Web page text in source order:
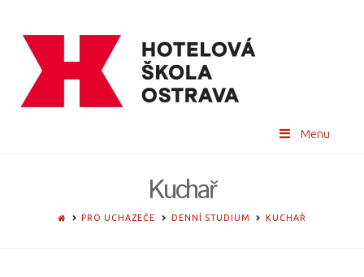
Menu
Kuchař
HOMEPRO UCHAZEČE DENNÍ STUDIUM KUCHAŘ